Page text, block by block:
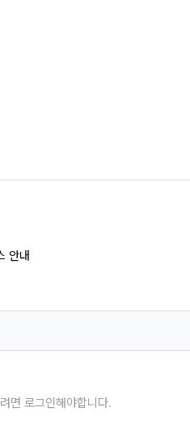
안내
면 로그인해야합니다.